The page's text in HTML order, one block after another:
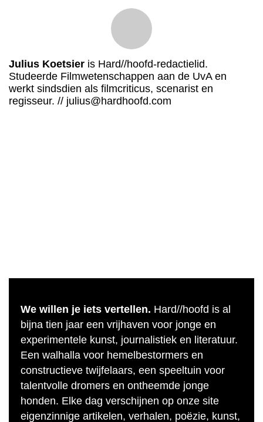
Julius Koetsier is Hard//hoofd-redactielid.
Studeerde Filmwetenschappen aan de UvA en
werkt sindsdien als filmcriticus, scenarist en
regisseur. // julius@hardhoofd.com
We willen je iets vertellen. Hard//hoofd is al
bijna tien jaar een vrijhaven voor jonge en
experimentele kunst, journalistiek en literatuur.
Een walhalla voor hemelbestormers en
constructieve twijfelaars, een speeltuin voor
talentvolle dromers en ontheemde jonge
honden. Elke dag verschijnen op onze site
eigenzinnige artikelen, verhalen, poëzie, kunst,